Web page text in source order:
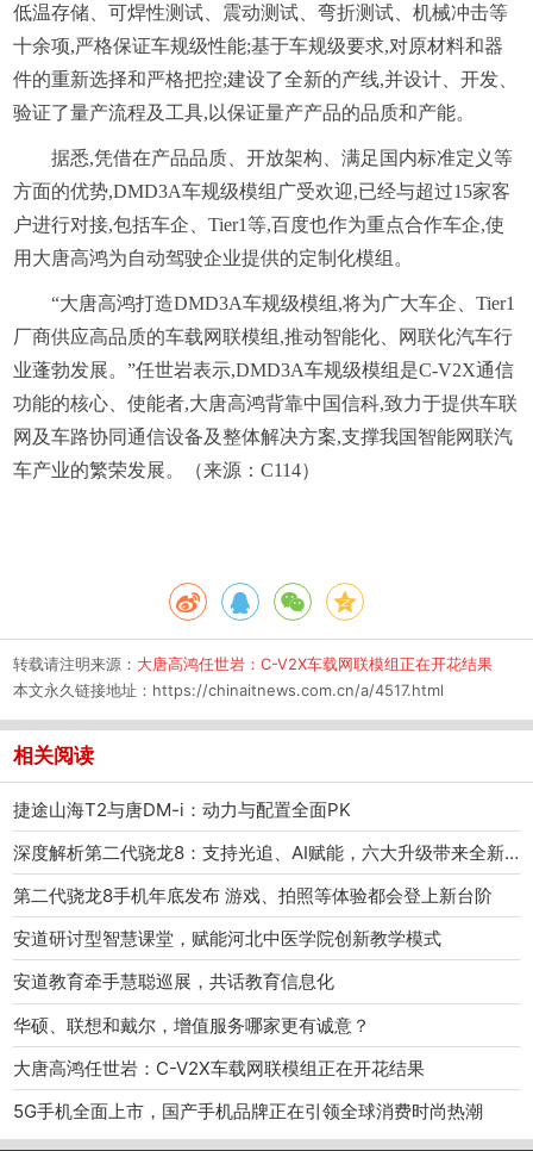
低温存储、可焊性测试、震动测试、弯折测试、机械冲击等
十余项,严格保证车规级性能;基于车规级要求,对原材料和器
件的重新选择和严格把控;建设了全新的产线,并设计、开发、
验证了量产流程及工具,以保证量产产品的品质和产能。
据悉,凭借在产品品质、开放架构、满足国内标准定义等
方面的优势,DMD3A车规级模组广受欢迎,已经与超过15家客
户进行对接,包括车企、Tier1等,百度也作为重点合作车企,使
用大唐高鸿为自动驾驶企业提供的定制化模组。
“大唐高鸿打造DMD3A车规级模组,将为广大车企、Tier1
厂商供应高品质的车载网联模组,推动智能化、网联化汽车行
业蓬勃发展。”任世岩表示,DMD3A车规级模组是C-V2X通信
功能的核心、使能者,大唐高鸿背靠中国信科,致力于提供车联
网及车路协同通信设备及整体解决方案,支撑我国智能网联汽
车产业的繁荣发展。（来源：C114）
转载请注明来源： 大唐高鸿任世岩：C-V2X车载网联模组正在开花结果
本文永久链接地址： https://chinaitnews.com.cn/a/4517.html
相关阅读
捷途山海T2与唐DM-i：动力与配置全面PK
深度解析第二代骁龙8：支持光追、AI赋能，六大升级带来全新体验
第二代骁龙8手机年底发布 游戏、拍照等体验都会登上新台阶
安道研讨型智慧课堂，赋能河北中医学院创新教学模式
安道教育牵手慧聪巡展，共话教育信息化
华硕、联想和戴尔，增值服务哪家更有诚意？
大唐高鸿任世岩：C-V2X车载网联模组正在开花结果
5G手机全面上市，国产手机品牌正在引领全球消费时尚热潮